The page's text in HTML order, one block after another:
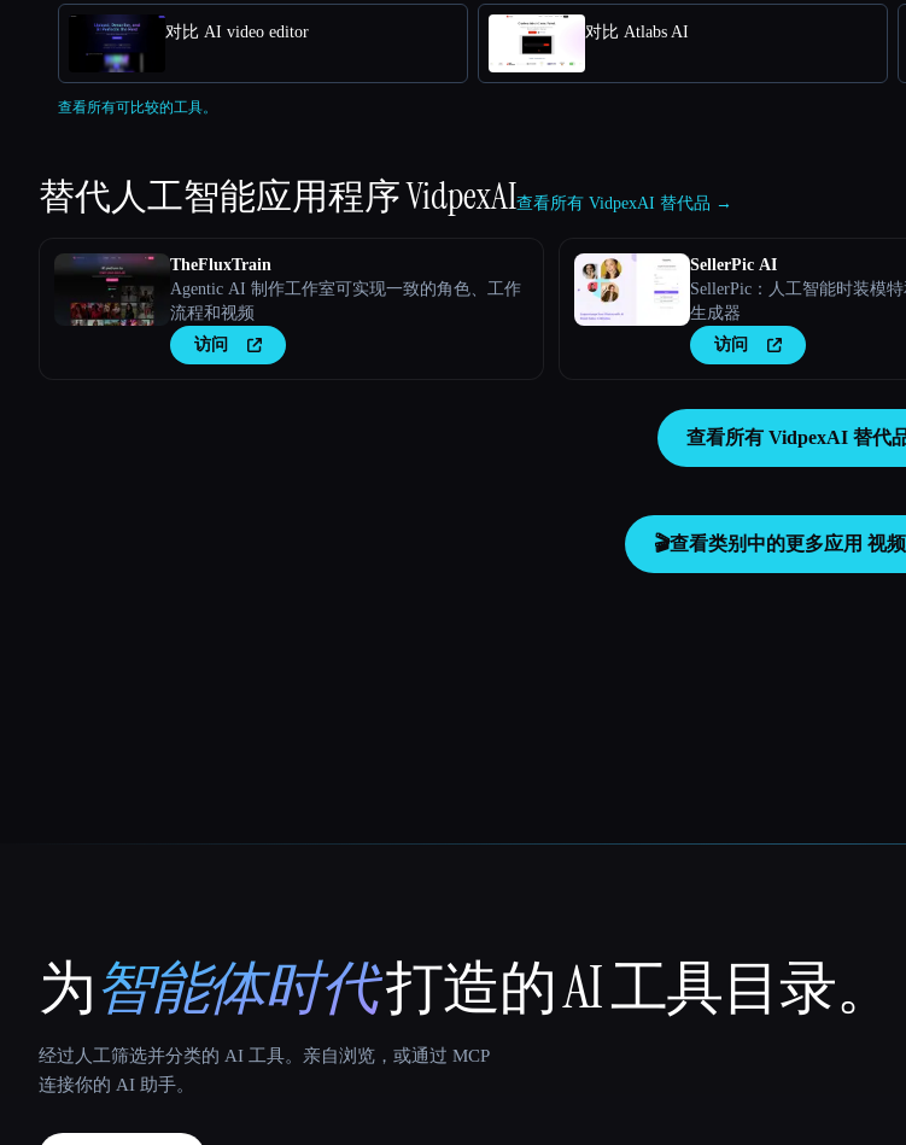
对比 AI video editor 对比 Atlabs AI
查看所有可比较的工具。
替代人工智能应用程序VidpexAI查看所有 VidpexAI 替代品 →
TheFluxTrain
Agentic AI 制作工作室可实现一致的角色、工作
流程和视频
访问
SellerPic AI
SellerPic：人工智能时装模
生成器
访问
查看所有 VidpexAI 替代
🎬查看类别中的更多应用 视
That AI Collection
为智能体时代打造的 AI 工具目录。
经过人工筛选并分类的 AI 工具。亲自浏览，或通过 MCP
连接你的 AI 助手。